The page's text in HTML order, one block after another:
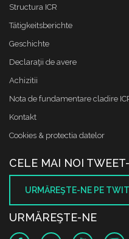
Structura ICR
Tätigkeitsberichte
Geschichte
Declaraţii de avere
Achizitii
Nota de fundamentare cladire
Kontakt
Cookies & protectia datelor
CELE MAI NOI
URMĂREŞTE-NE PE
URMĂREŞTE-NE